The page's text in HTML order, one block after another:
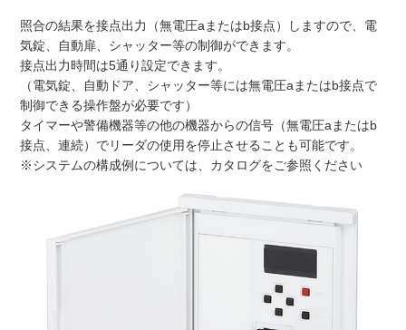
照合の結果を接点出力（無電圧aまたはb接点）しますので、電
気錠、自動扉、シャッター等の制御ができます。
接点出力時間は5通り設定できます。
（電気錠、自動ドア、シャッター等には無電圧aまたはb接点で
制御できる操作盤が必要です）
タイマーや警備機器等の他の機器からの信号（無電圧aまたはb
接点、連続）でリーダの使用を停止させることも可能です。
※システムの構成例については、カタログをご参照ください